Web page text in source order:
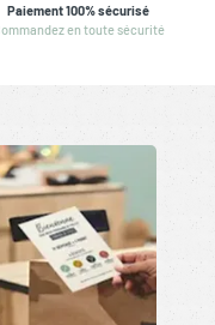
Paiement 100% sécurisé
en toute sécurité